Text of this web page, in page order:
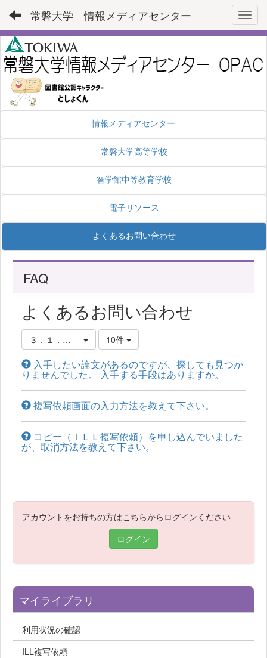
常磐大学 情報メディアセンター
情報メディアセンター
常磐大学高等学校
智学館中等教育学校
電子リソース
よくあるお問い合わせ
FAQ
よくあるお問い合わせ
３．１．資料の取り寄せ方
10件
入手したい論文があるのですが、探しても見つか
りませんでした。 入手する手段はありますか。
複写依頼画面の入力方法を教えて下さい。
コピー（ＩＬＬ複写依頼）を申し込んでいました
が、取消方法を教えて下さい。
アカウントをお持ちの方はこちらからログインください
ログイン
マイライブラリ
利用状況の確認
ILL複写依頼